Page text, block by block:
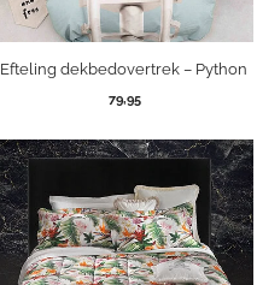
Efteling dekbedovertrek – Python
79,95